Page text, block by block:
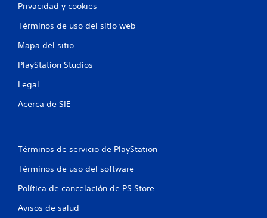
Privacidad y cookies
Términos de uso del sitio web
Mapa del sitio
PlayStation Studios
Legal
Acerca de SIE
Términos de servicio de PlayStation
Términos de uso del software
Política de cancelación de PS Store
Avisos de salud